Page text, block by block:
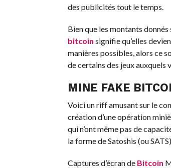
des publicités tout le temps.
Bien que les montants
bitcoin signifie qu’elles
manières possibles, alors ce
de certains des jeux auxquels
MINE FAKE
Voici un riff amusant sur le
création d’une opération
qui n’ont même pas de
la forme de Satoshis (ou
Captures d’écran de Bitcoin